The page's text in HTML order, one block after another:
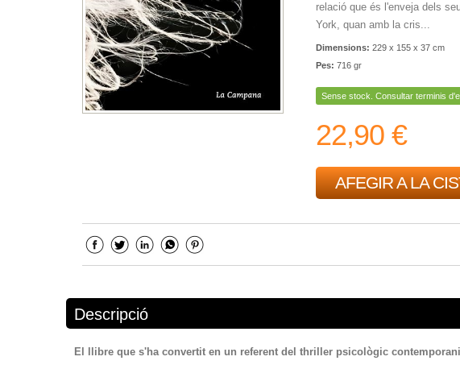
relació que és l'enveja dels
York, quan amb la cris...
Dimensions: 229 x 155 x 37 cm
Pes: 716 gr
Sense stock. Consultar terminis
22,90 €
AFEGIR A LA
Descripció
El llibre que s'ha convertit en un referent del thriller psicològic